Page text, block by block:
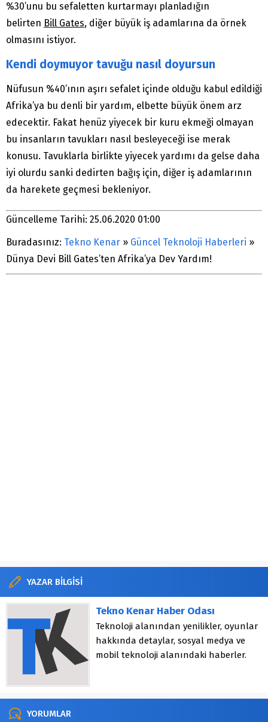
%30’unu bu sefaletten kurtarmayı planladığın
belirten Bill Gates, diğer büyük iş adamlarına da örnek
olmasını istiyor.
Kendi doymuyor tavuğu nasıl doyursun
Nüfusun %40’ının aşırı sefalet içinde olduğu kabul edildiği
Afrika’ya bu denli bir yardım, elbette büyük önem arz
edecektir. Fakat henüz yiyecek bir kuru ekmeği olmayan
bu insanların tavukları nasıl besleyeceği ise merak
konusu. Tavuklarla birlikte yiyecek yardımı da gelse daha
iyi olurdu sanki dedirten bağış için, diğer iş adamlarının
da harekete geçmesi bekleniyor.
Güncelleme Tarihi: 25.06.2020 01:00
Buradasınız: Tekno Kenar » Güncel Teknoloji Haberleri »
Dünya Devi Bill Gates’ten Afrika’ya Dev Yardım!
YAZAR BİLGİSİ
Tekno Kenar Haber Odası
Teknoloji alanından yenilikler, oyunlar
hakkında detaylar, sosyal medya ve
mobil teknoloji alanındaki haberler.
YORUMLAR